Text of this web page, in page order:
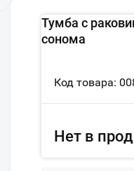
Тумба с
сонома
Код товара:
Нет в